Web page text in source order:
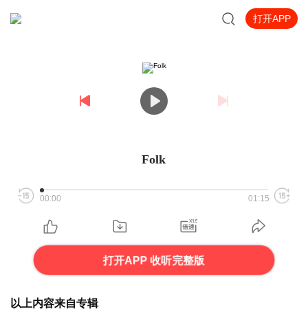
打开APP
Folk
00:00 01:15
打开APP 收听完整版
以上内容来自专辑